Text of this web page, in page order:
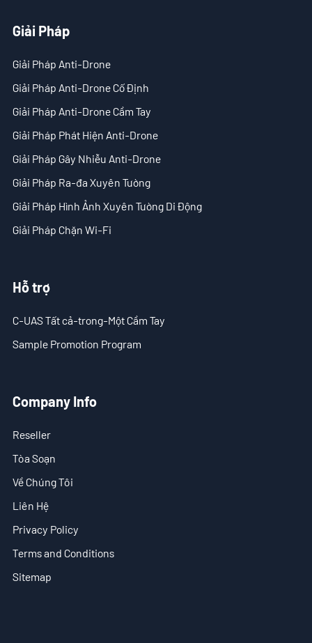
- Tin tức công ty
- Blog
- Video
Hỗ trợ
- C-UAS Tất cả-trong-Một Cầm Tay
Liên Hệ
Reseller
VN
- ES
Giải Pháp
Giải Pháp Anti-Drone
Giải Pháp Anti-Drone Cố Định
Giải Pháp Anti-Drone Cầm Tay
Giải Pháp Phát Hiện Anti-Drone
Giải Pháp Gây Nhiễu Anti-Drone
Giải Pháp Ra-đa Xuyên Tường
Giải Pháp Hình Ảnh Xuyên Tường Di Động
Giải Pháp Chặn Wi-Fi
Hỗ trợ
C-UAS Tất cả-trong-Một Cầm Tay
Sample Promotion Program
Company Info
Reseller
Tòa Soạn
Về Chúng Tôi
Liên Hệ
Privacy Policy
Terms and Conditions
Sitemap